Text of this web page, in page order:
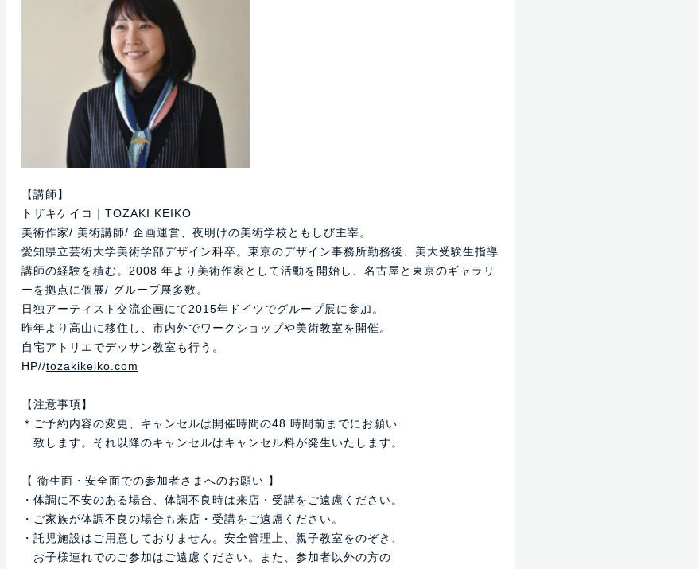
【講師】
トザキケイコ｜TOZAKI KEIKO
美術作家/ 美術講師/ 企画運営、夜明けの美術学校ともしび主宰。
愛知県立芸術大学美術学部デザイン科卒。東京のデザイン事務所勤務後、美大受験生指導
講師の経験を積む。2008 年より美術作家として活動を開始し、名古屋と東京のギャラリ
ーを拠点に個展/ グループ展多数。
日独アーティスト交流企画にて2015年ドイツでグループ展に参加。
昨年より高山に移住し、市内外でワークショップや美術教室を開催。
自宅アトリエでデッサン教室も行う。
HP//tozakikeiko.com
【注意事項】
＊ご予約内容の変更、キャンセルは開催時間の48 時間前までにお願い
致します。それ以降のキャンセルはキャンセル料が発生いたします。
【 衛生面・安全面での参加者さまへのお願い 】
・体調に不安のある場合、体調不良時は来店・受講をご遠慮ください。
・ご家族が体調不良の場合も来店・受講をご遠慮ください。
・託児施設はご用意しておりません。安全管理上、親子教室をのぞき、
お子様連れでのご参加はご遠慮ください。また、参加者以外の方の